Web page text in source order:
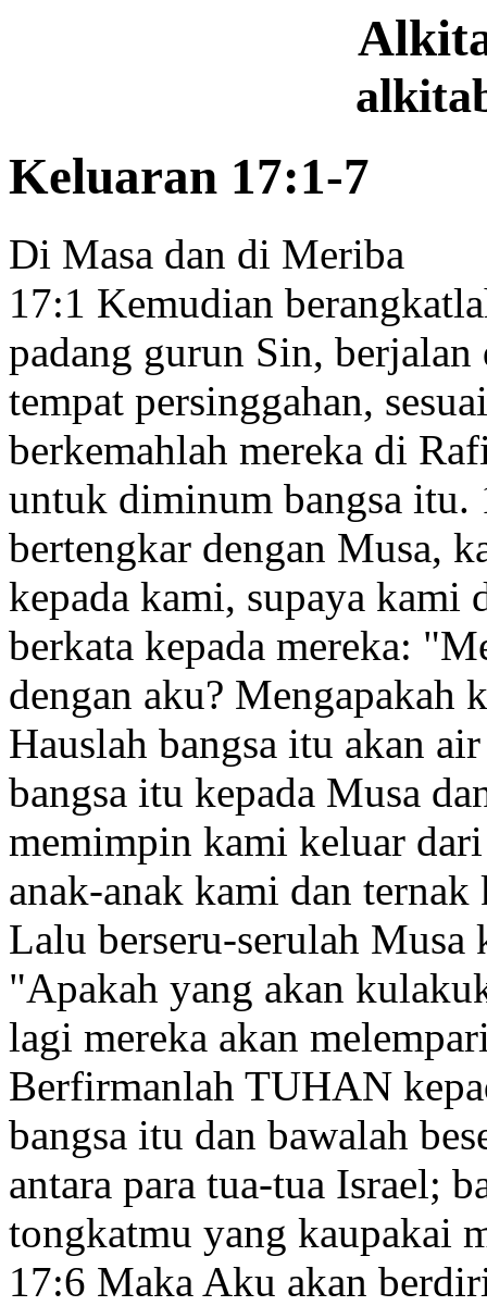
Keluaran 17:1-7
Di Masa dan di Meriba
17:1 Kemudian
padang gurun Sin, berjalan
tempat persinggahan,
berkemahlah mereka di
untuk diminum bangsa itu.
bertengkar dengan Musa,
kepada kami, supaya kami
berkata kepada mereka:
dengan aku? Mengapakah
Hauslah bangsa itu akan
bangsa itu kepada Musa
memimpin kami keluar
anak-anak kami dan
Lalu berseru-serulah
"Apakah yang akan
lagi mereka akan
Berfirmanlah TUHAN
bangsa itu dan bawalah
antara para tua-tua Israel;
tongkatmu yang kaupakai
17:6 Maka Aku akan